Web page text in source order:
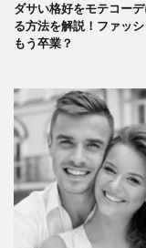
ダサい格好をモテコー
る方法を解説！ファッ
もう卒業？